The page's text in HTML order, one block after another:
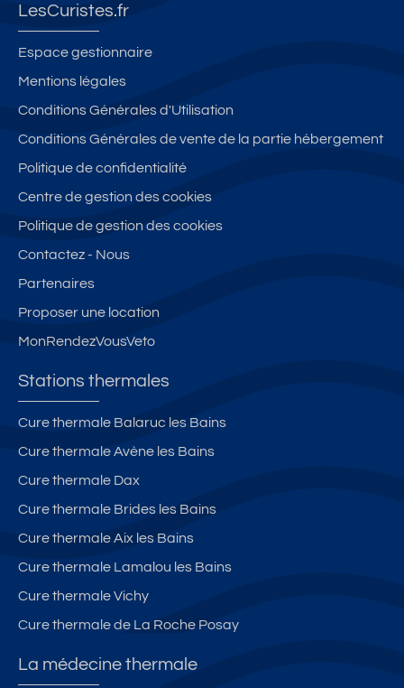
LesCuristes.fr
Espace gestionnaire
Mentions légales
Conditions Générales d'Utilisation
Conditions Générales de vente de la partie hébergement
Politique de confidentialité
Centre de gestion des cookies
Politique de gestion des cookies
Contactez - Nous
Partenaires
Proposer une location
MonRendezVousVeto
Stations thermales
Cure thermale Balaruc les Bains
Cure thermale Avène les Bains
Cure thermale Dax
Cure thermale Brides les Bains
Cure thermale Aix les Bains
Cure thermale Lamalou les Bains
Cure thermale Vichy
Cure thermale de La Roche Posay
La médecine thermale